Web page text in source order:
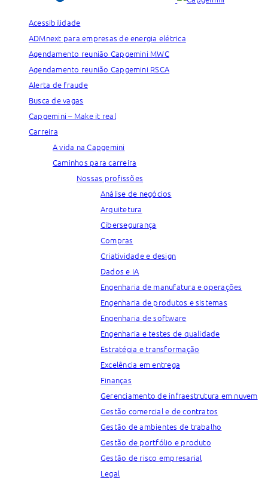
Acessibilidade
ADMnext para empresas de energia elétrica
Agendamento reunião Capgemini MWC
Agendamento reunião Capgemini RSCA
Alerta de fraude
Busca de vagas
Capgemini – Make it real
Carreira
A vida na Capgemini
Caminhos para carreira
Nossas profissões
Análise de negócios
Arquitetura
Cibersegurança
Compras
Criatividade e design
Dados e IA
Engenharia de manufatura e operações
Engenharia de produtos e sistemas
Engenharia de software
Engenharia e testes de qualidade
Estratégia e transformação
Excelência em entrega
Finanças
Gerenciamento de infraestrutura em nuvem
Gestão comercial e de contratos
Gestão de ambientes de trabalho
Gestão de portfólio e produto
Gestão de risco empresarial
Legal